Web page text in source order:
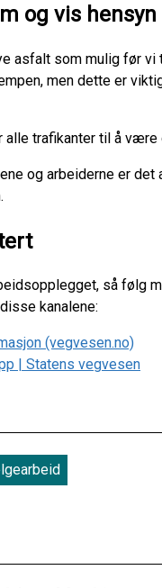
og vis hensyn
asfalt som mulig før
men dette er
alle trafikanter til å
og arbeiderne er
så følg
kanalene:
(vegvesen.no)
| Statens vegvesen